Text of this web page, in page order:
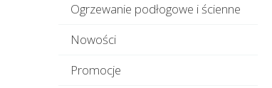
Ogrzewanie podłogowe i ścienne
Nowości
Promocje